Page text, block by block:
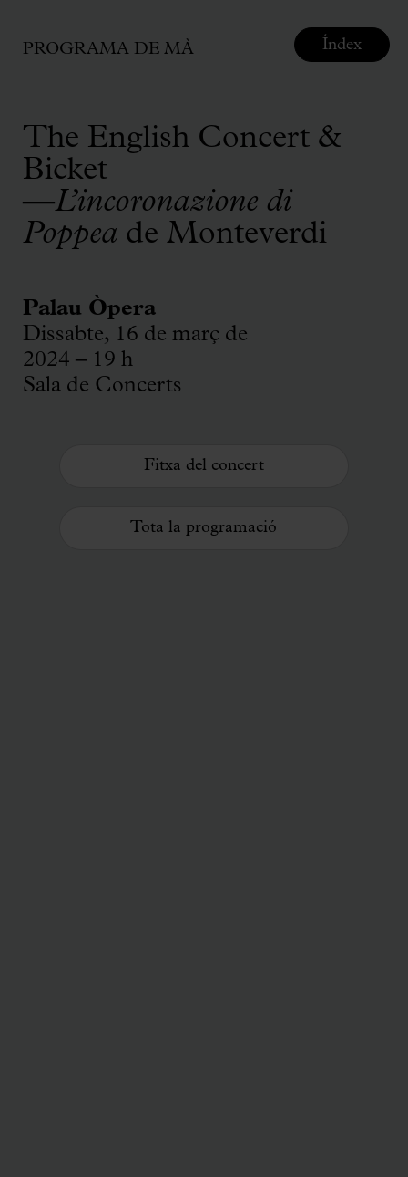
PROGRAMA DE MÀ
The English Concert &
Bicket
—L’incoronazione di
Poppea de Monteverdi
Palau Òpera
Dissabte, 16 de març de
2024 – 19 h
Sala de Concerts
Fitxa del concert
Tota la programació
Índex